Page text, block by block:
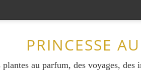
PRINCESSE
plantes au parfum, des voyages,